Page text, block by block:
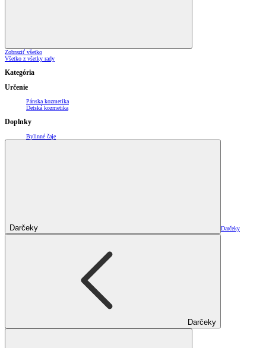
Zobraziť všetko
Všetko z všetky rady
Kategória
Určenie
Pánska kozmetika
Detská kozmetika
Doplnky
Bylinné čaje
Darčeky Darčeky
Darčeky